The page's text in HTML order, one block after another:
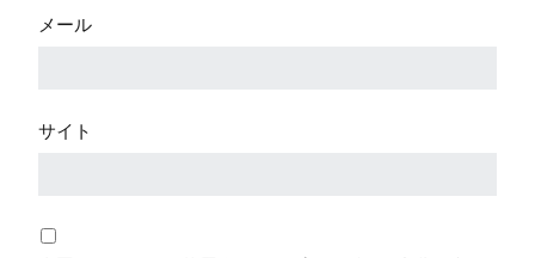
メール
サイト